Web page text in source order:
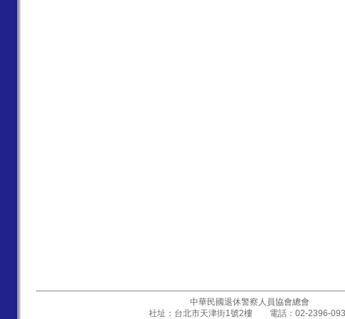
中華民國退休警察人員協會總會
社址：台北市天津街1號2樓 電話：02-2396-